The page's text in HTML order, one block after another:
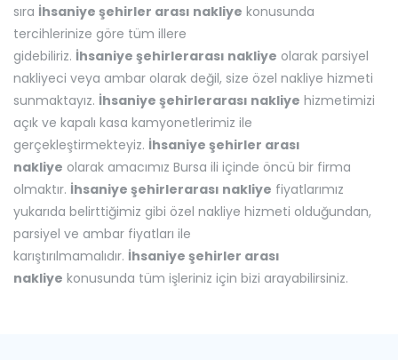
sıra İhsaniye şehirler arası nakliye konusunda
tercihlerinize göre tüm illere
gidebiliriz. İhsaniye şehirlerarası nakliye olarak parsiyel
nakliyeci veya ambar olarak değil, size özel nakliye hizmeti
sunmaktayız. İhsaniye şehirlerarası nakliye hizmetimizi
açık ve kapalı kasa kamyonetlerimiz ile
gerçekleştirmekteyiz. İhsaniye şehirler arası
nakliye olarak amacımız Bursa ili içinde öncü bir firma
olmaktır. İhsaniye şehirlerarası nakliye fiyatlarımız
yukarıda belirttiğimiz gibi özel nakliye hizmeti olduğundan,
parsiyel ve ambar fiyatları ile
karıştırılmamalıdır. İhsaniye şehirler arası
nakliye konusunda tüm işleriniz için bizi arayabilirsiniz.